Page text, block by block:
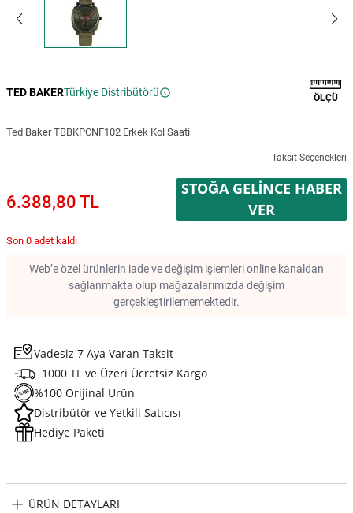
TED BAKERTürkiye Distribütörü ÖLÇÜ
Ted Baker TBBKPCNF102 Erkek Kol Saati
Taksit Seçenekleri
6.388,80 TL
STOĞA GELINCE HABER
VER
Son 0 adet kaldı
Web’e özel ürünlerin iade ve değişim işlemleri online kanaldan
sağlanmakta olup mağazalarımızda değişim
gerçekleştirilememektedir.
Vadesiz 7 Aya Varan Taksit
1000 TL ve Üzeri Ücretsiz Kargo
%100 Orijinal Ürün
Distribütör ve Yetkili Satıcısı
Hediye Paketi
ÜRÜN DETAYLARI